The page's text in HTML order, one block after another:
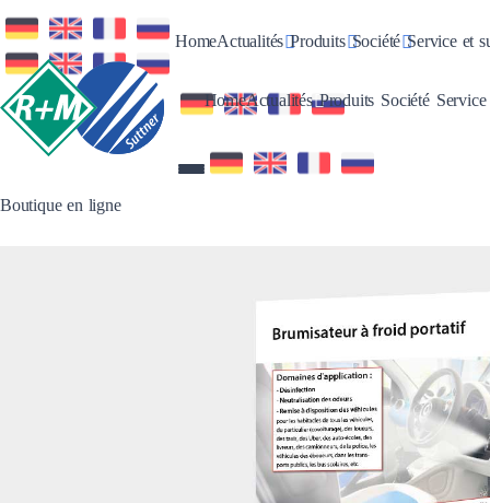
HomeActualitésToggle Dropdown
ProduitsToggle Dropdown
SociétéToggle
Service et
Boutique en ligne
HomeActualitésToggle Dropdown
Produits Toggle
SociétéToggle